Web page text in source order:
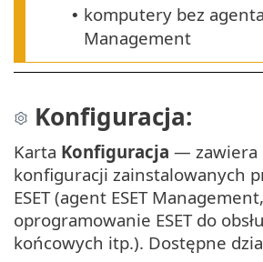
• komputery bez agenta
Management
Konfiguracja:
Karta Konfiguracja — zawiera
konfiguracji zainstalowanych
ESET (agent ESET Management,
oprogramowanie ESET do
końcowych itp.). Dostępne